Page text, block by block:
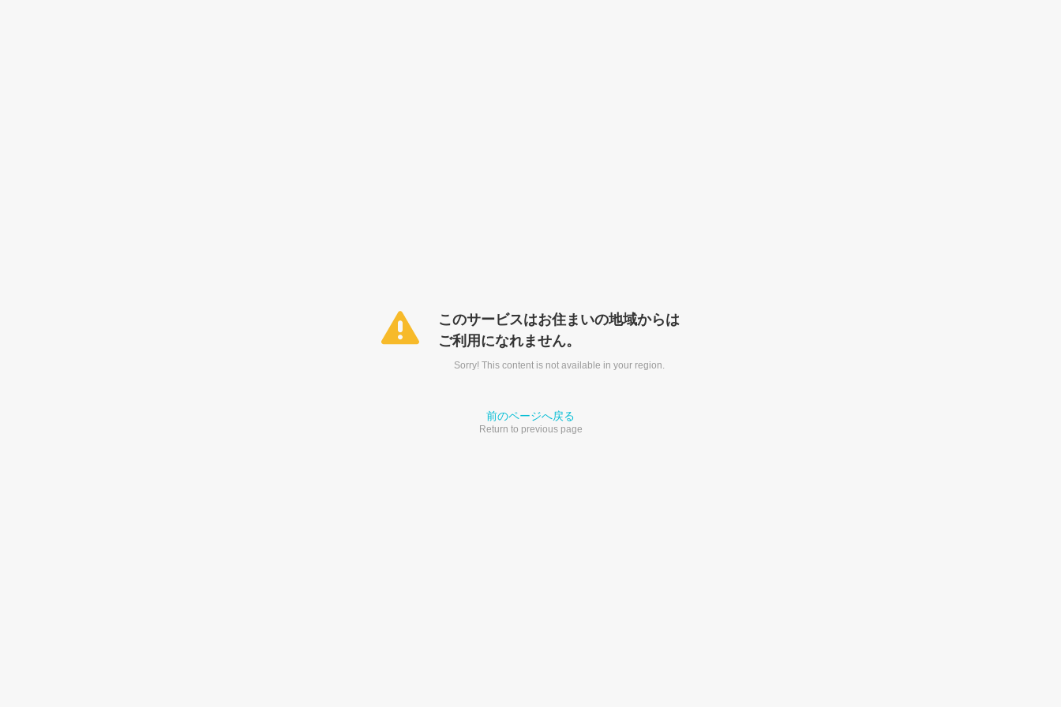
このサービスはお住まいの地域からは
ご利用になれません。
Sorry! This content is not available in your region.
前のページへ戻る
Return to previous page